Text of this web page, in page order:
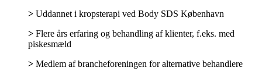
> Uddannet i kropsterapi ved Body SDS København
> Flere års erfaring og behandling af klienter, f.eks. med
piskesmæld
> Medlem af brancheforeningen for alternative behandlere